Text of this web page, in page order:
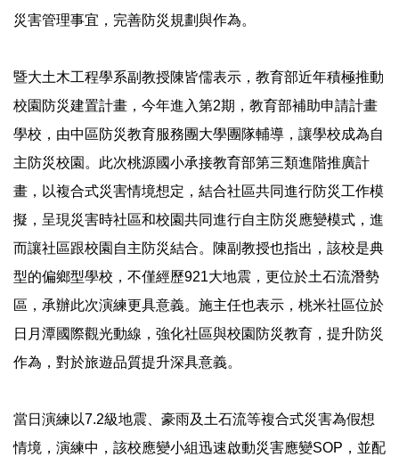
災害管理事宜，完善防災規劃與作為。
暨大土木工程學系副教授陳皆儒表示，教育部近年積極推動
校園防災建置計畫，今年進入第2期，教育部補助申請計畫
學校，由中區防災教育服務團大學團隊輔導，讓學校成為自
主防災校園。此次桃源國小承接教育部第三類進階推廣計
畫，以複合式災害情境想定，結合社區共同進行防災工作模
擬，呈現災害時社區和校園共同進行自主防災應變模式，進
而讓社區跟校園自主防災結合。陳副教授也指出，該校是典
型的偏鄉型學校，不僅經歷921大地震，更位於土石流潛勢
區，承辦此次演練更具意義。施主任也表示，桃米社區位於
日月潭國際觀光動線，強化社區與校園防災教育，提升防災
作為，對於旅遊品質提升深具意義。
當日演練以7.2級地震、豪雨及土石流等複合式災害為假想
情境，演練中，該校應變小組迅速啟動災害應變SOP，並配